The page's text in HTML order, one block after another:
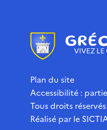
Plan du site
Accessibilité :
Tous droits
Réalisé par le